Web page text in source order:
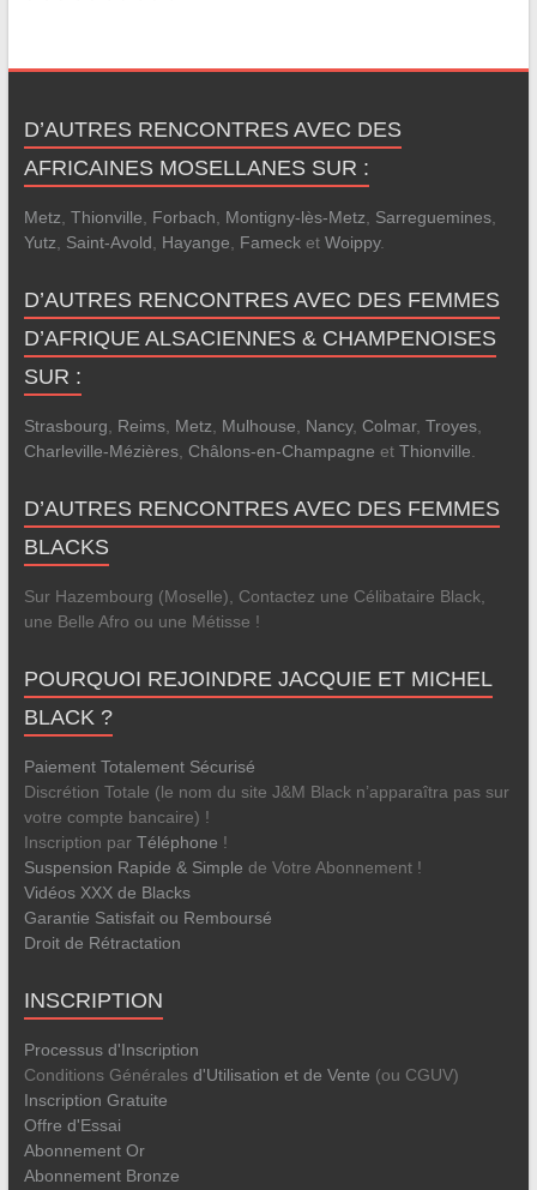
D’AUTRES RENCONTRES AVEC DES
AFRICAINES MOSELLANES SUR :
Metz, Thionville, Forbach, Montigny-lès-Metz, Sarreguemines,
Yutz, Saint-Avold, Hayange, Famecket Woippy.
D’AUTRES RENCONTRES AVEC DES FEMMES
D’AFRIQUE ALSACIENNES & CHAMPENOISES
SUR :
Strasbourg, Reims, Metz, Mulhouse, Nancy, Colmar, Troyes,
Charleville-Mézières, Châlons-en-Champagne et Thionville.
D’AUTRES RENCONTRES AVEC DES FEMMES
BLACKS
Sur Hazembourg (Moselle), Contactez une Célibataire Black,
une Belle Afro ou une Métisse !
POURQUOI REJOINDRE JACQUIE ET MICHEL
BLACK ?
Paiement Totalement Sécurisé
Discrétion Totale (le nom du site J&M Black n’apparaîtra pas sur
votre compte bancaire) !
Inscription par Téléphone !
Suspension Rapide & Simple de Votre Abonnement !
Vidéos XXX de Blacks
Garantie Satisfait ou Remboursé
Droit de Rétractation
INSCRIPTION
Processus d'Inscription
Conditions Générales d'Utilisation et de Vente (ou CGUV)
Inscription Gratuite
Offre d'Essai
Abonnement Or
Abonnement Bronze